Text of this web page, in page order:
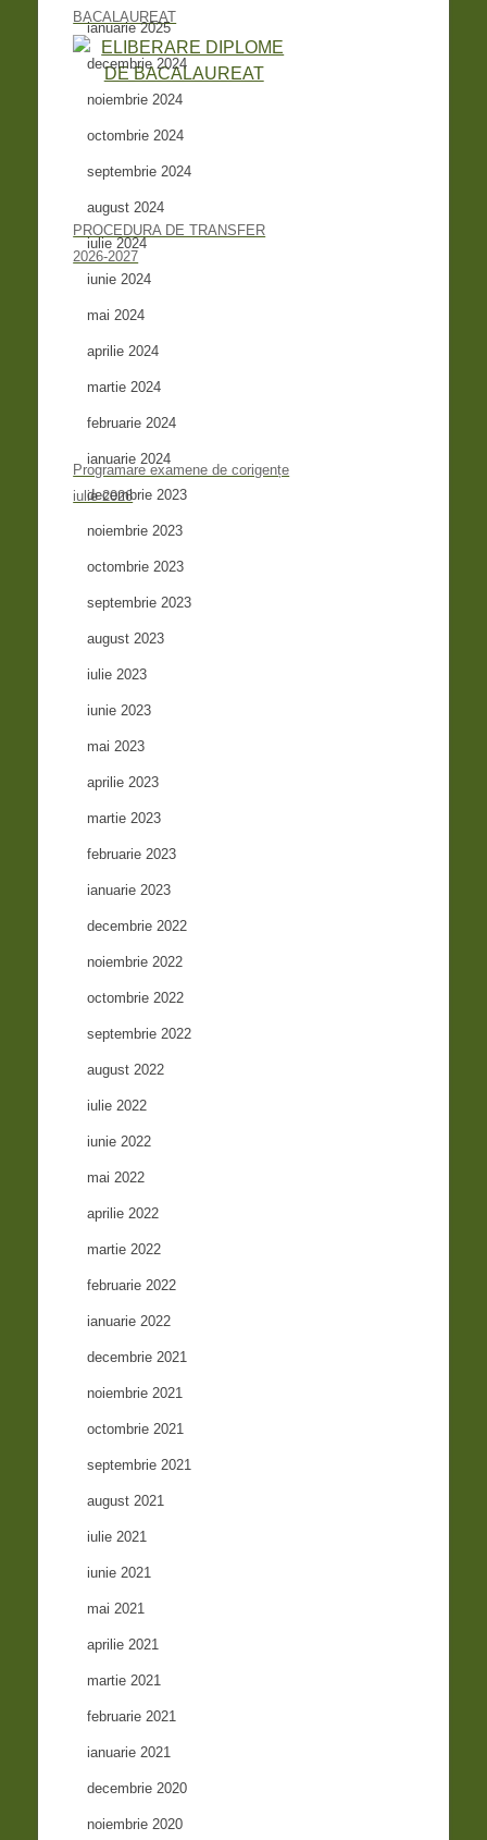
BACALAUREAT
PROCEDURA DE TRANSFER
2026-2027
Programare examene de corigențe
iulie 2026
ianuarie 2025
decembrie 2024
noiembrie 2024
octombrie 2024
septembrie 2024
august 2024
iulie 2024
iunie 2024
mai 2024
aprilie 2024
martie 2024
februarie 2024
ianuarie 2024
decembrie 2023
noiembrie 2023
octombrie 2023
septembrie 2023
august 2023
iulie 2023
iunie 2023
mai 2023
aprilie 2023
martie 2023
februarie 2023
ianuarie 2023
decembrie 2022
noiembrie 2022
octombrie 2022
septembrie 2022
august 2022
iulie 2022
iunie 2022
mai 2022
aprilie 2022
martie 2022
februarie 2022
ianuarie 2022
decembrie 2021
noiembrie 2021
octombrie 2021
septembrie 2021
august 2021
iulie 2021
iunie 2021
mai 2021
aprilie 2021
martie 2021
februarie 2021
ianuarie 2021
decembrie 2020
noiembrie 2020